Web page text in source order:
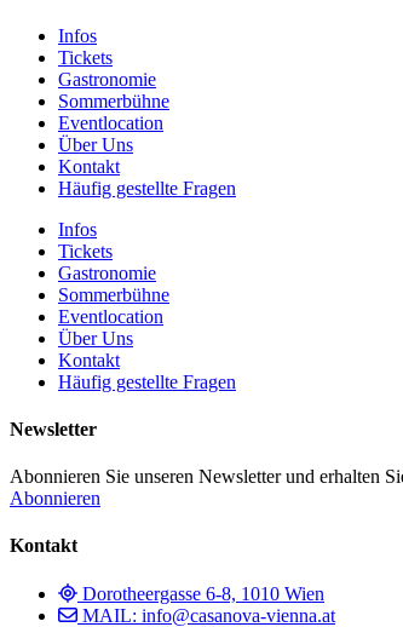
Infos
Tickets
Gastronomie
Sommerbühne
Eventlocation
Über Uns
Kontakt
Häufig gestellte Fragen
Infos
Tickets
Gastronomie
Sommerbühne
Eventlocation
Über Uns
Kontakt
Häufig gestellte Fragen
Newsletter
Abonnieren Sie unseren Newsletter und erhalten
Abonnieren
Kontakt
Dorotheergasse 6-8, 1010 Wien
MAIL: info@casanova-vienna.at